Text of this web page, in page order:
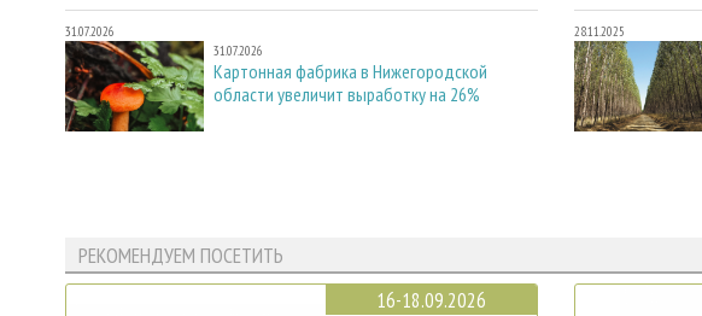
31.07.2026
31.07.2026
Картонная фабрика в Нижегородской
области увеличит выработку на 26%
28.11.2025
РЕКОМЕНДУЕМ ПОСЕТИТЬ
16-18.09.2026